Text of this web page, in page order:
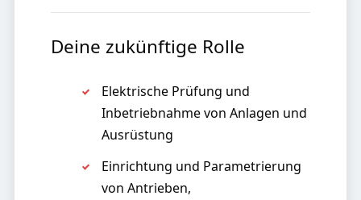
Deine zukünftige Rolle
Elektrische Prüfung und
Inbetriebnahme von Anlagen und
Ausrüstung
Einrichtung und Parametrierung
von Antrieben,